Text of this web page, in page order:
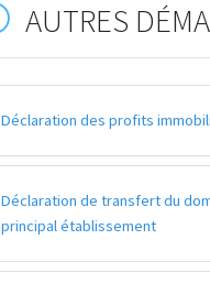
AUTRES
Déclaration des profits
Déclaration de transfert du
principal établissement